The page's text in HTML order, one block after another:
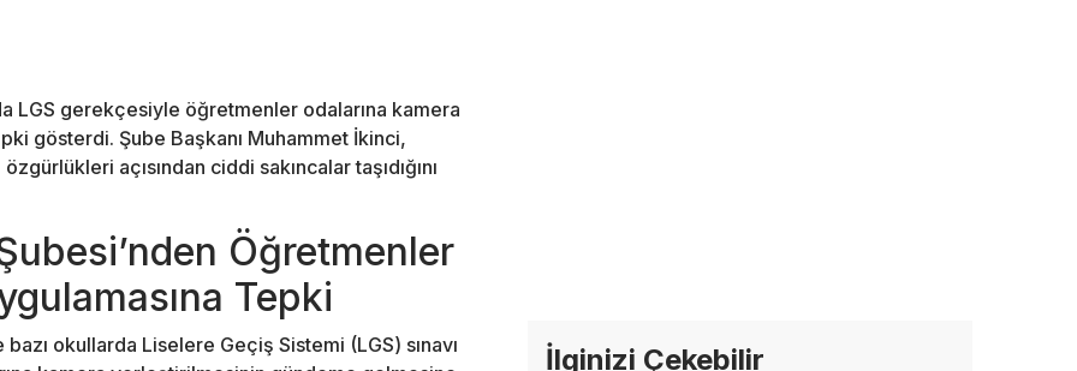
LGS gerekçesiyle öğretmenler odalarına kamera
gösterdi. Şube Başkanı Muhammet İkinci,
açısından ciddi sakıncalar taşıdığını
Öğretmenler
Tepki
okullarda Liselere Geçiş Sistemi (LGS) sınavı
İlginizi Çekebilir